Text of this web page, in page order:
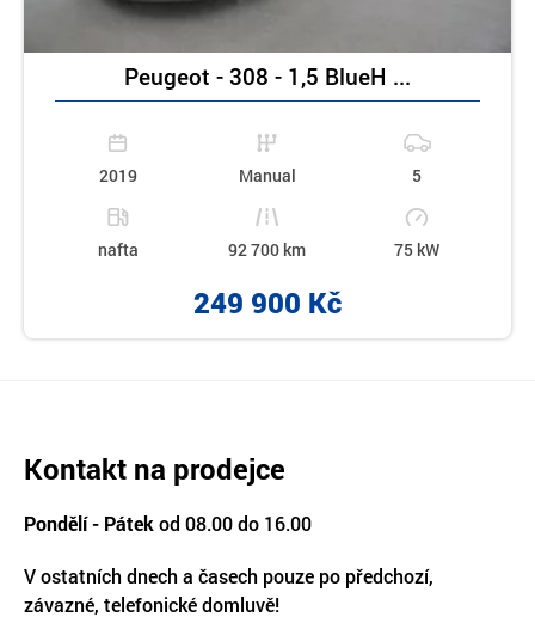
Peugeot - 308 - 1,5 BlueH ...
2019 Manual 5
nafta 92 700 km 75 kW
249 900 Kč
Kontakt na prodejce
Pondělí - Pátek od 08.00 do 16.00
V ostatních dnech a časech pouze po předchozí,
závazné, telefonické domluvě!